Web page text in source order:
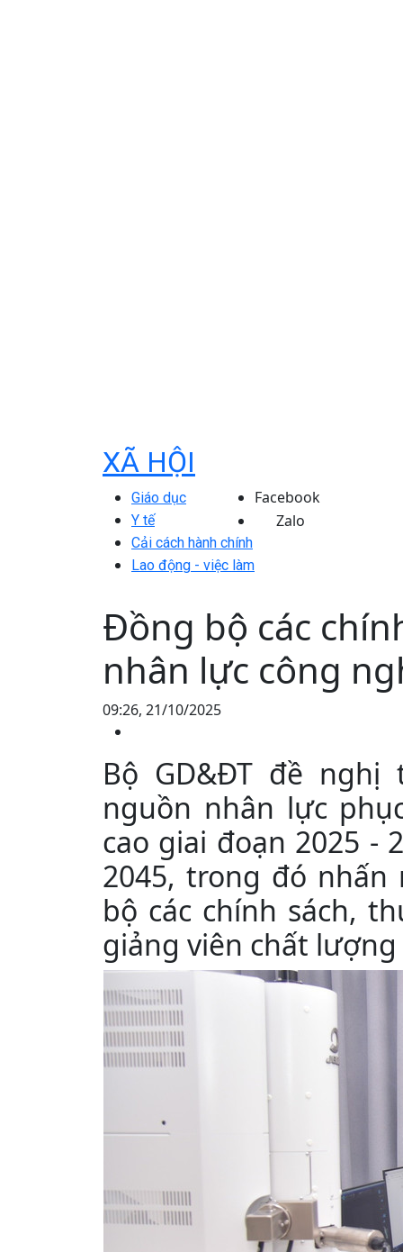
XÃ HỘI
Giáo dục
Y tế
Cải cách hành chính
Lao động - việc làm
Facebook
Zalo
Đồng bộ các
nhân lực công
09:26, 21/10/2025
Bộ GD&ĐT đề
nguồn nhân lực
cao giai đoạn 2025 -
2045, trong đó
bộ các chính sách,
giảng viên chất lượng